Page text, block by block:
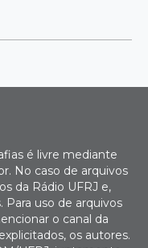
é livre mediante
No caso de arquivos
da Rádio UFRJ e,
Para uso de arquivos
o canal da
os autores.